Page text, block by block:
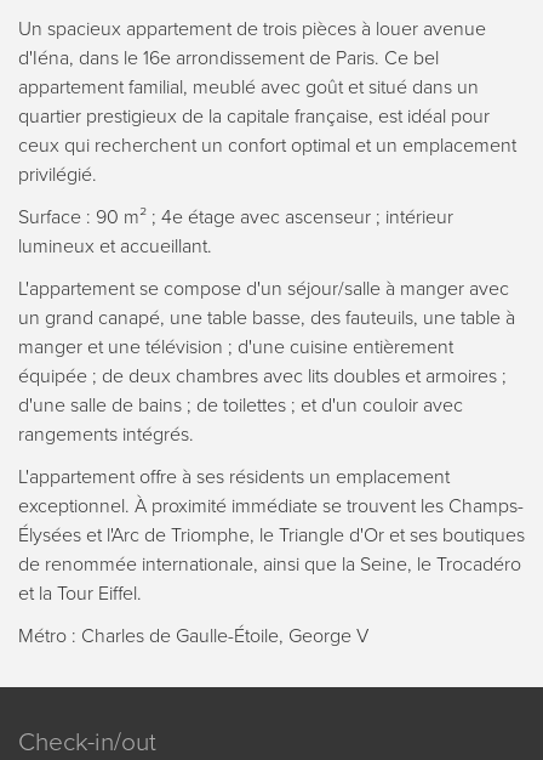
Un spacieux appartement de trois pièces à louer avenue
d'Iéna, dans le 16e arrondissement de Paris. Ce bel
appartement familial, meublé avec goût et situé dans un
quartier prestigieux de la capitale française, est idéal pour
ceux qui recherchent un confort optimal et un emplacement
privilégié.
Surface : 90 m² ; 4e étage avec ascenseur ; intérieur
lumineux et accueillant.
L'appartement se compose d'un séjour/salle à manger avec
un grand canapé, une table basse, des fauteuils, une table à
manger et une télévision ; d'une cuisine entièrement
équipée ; de deux chambres avec lits doubles et armoires ;
d'une salle de bains ; de toilettes ; et d'un couloir avec
rangements intégrés.
L'appartement offre à ses résidents un emplacement
exceptionnel. À proximité immédiate se trouvent les Champs-
Élysées et l'Arc de Triomphe, le Triangle d'Or et ses boutiques
de renommée internationale, ainsi que la Seine, le Trocadéro
et la Tour Eiffel.
Métro : Charles de Gaulle-Étoile, George V
Check-in/out